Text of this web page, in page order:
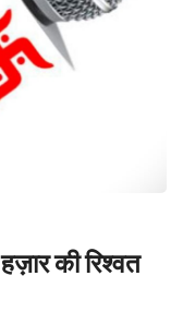
की रिश्वत